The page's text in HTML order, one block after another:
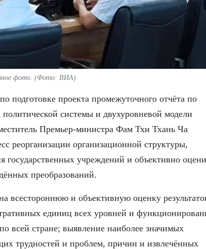
фото. (Фото: ВИА)
подготовке проекта промежуточного отчёта по
системы и двухуровневой модели
Премьер-министра Фам Тхи Тхань Ча
реорганизации организационной структуры,
учреждений и объективно
преобразований.
всестороннюю и объективную оценку
единиц всех уровней и
всей стране; выявление наиболее значимых
трудностей и проблем, причин и извлечённых